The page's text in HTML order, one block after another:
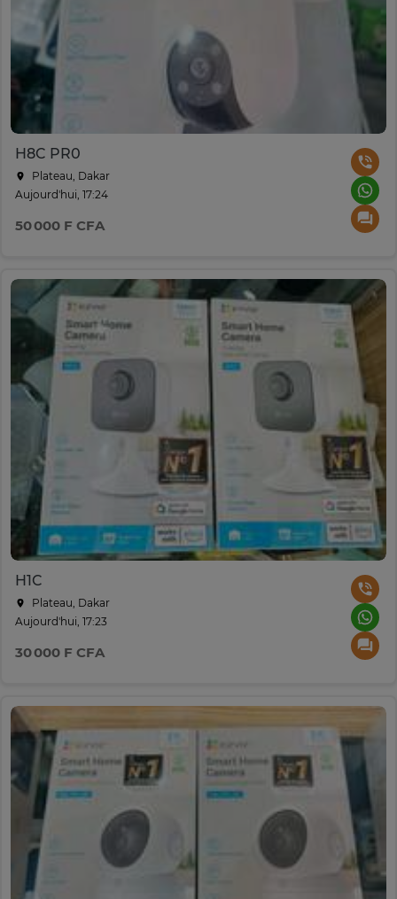
H8C PR0
Plateau, Dakar
Aujourd'hui, 17:24
50 000 F CFA
H1C
Plateau, Dakar
Aujourd'hui, 17:23
30 000 F CFA